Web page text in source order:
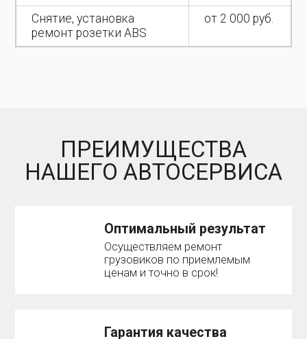
Снятие, установка
ремонт розетки ABS
от 2 000 руб.
ПРЕИМУЩЕСТВА
НАШЕГО АВТОСЕРВИСА
Оптимальный результат
Осуществляем ремонт
грузовиков по приемлемым
ценам и точно в срок!
Гарантия качества